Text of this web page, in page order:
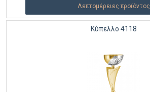
Λεπτομέρειες προϊόντος
Κύπελλο 4118